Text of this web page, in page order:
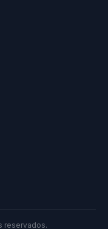
reservados.